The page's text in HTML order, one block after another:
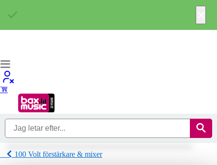
100 Volt förstärkare & mixer